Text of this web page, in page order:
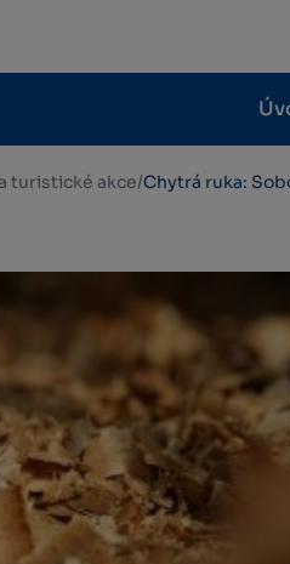
turistické akce/Chytrá ruka: